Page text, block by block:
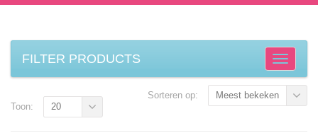
FILTER PRODUCTS
Sorteren op: Meest bekeken
Toon: 20